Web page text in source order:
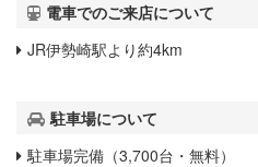
電車でのご来店について
JR伊勢崎駅より約4km
駐車場について
駐車場完備（3,700台・無料）